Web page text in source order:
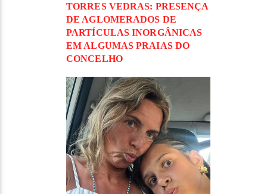
TORRES VEDRAS: PRESENÇA
DE AGLOMERADOS DE
PARTÍCULAS INORGÂNICAS
EM ALGUMAS PRAIAS DO
CONCELHO